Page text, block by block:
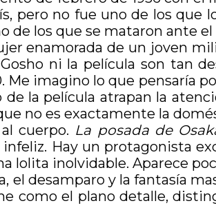
pero no fue uno de los que
de los que se mataron ante el
enamorada de un joven
ni la película son tan
imagino lo que pensaría
la película atrapan la
no es exactamente la
cuerpo. La posada de
Hay un protagonista
lolita inolvidable. Aparece
el desamparo y la fantasía
como el plano detalle,